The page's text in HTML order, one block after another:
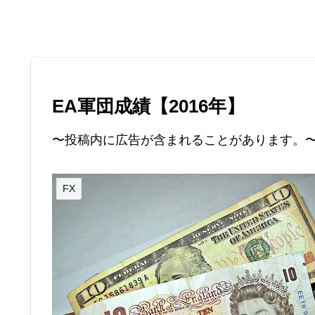
EA軍団成績【2016年】
〜投稿内に広告が含まれることがあります。
FX